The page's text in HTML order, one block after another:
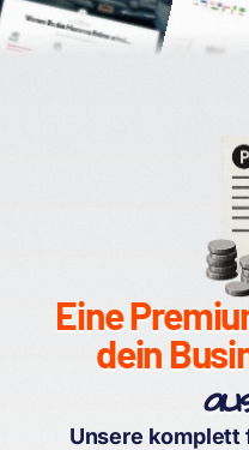
Eine
dein
Unsere